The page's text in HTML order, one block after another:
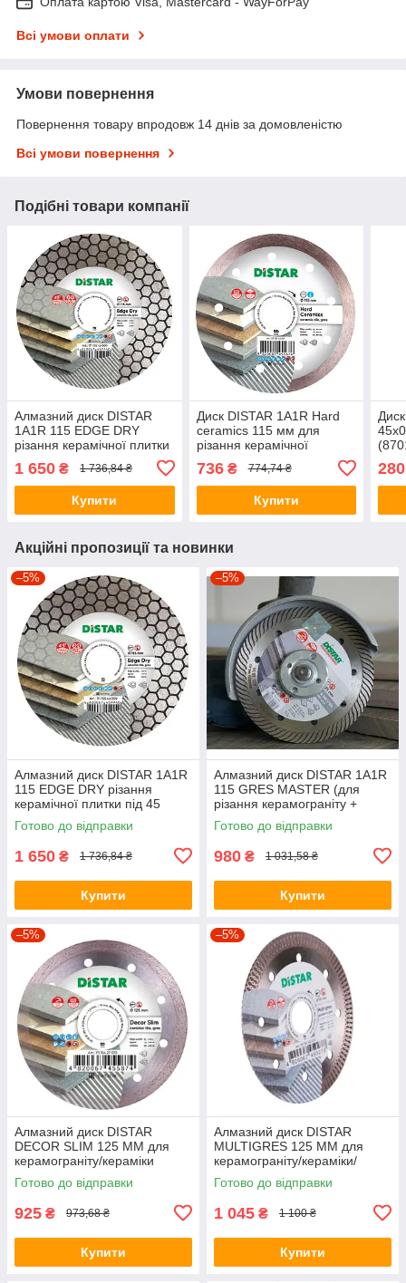
Всі умови оплати
Умови повернення
Повернення товару впродовж 14 днів за домовленістю
Всі умови повернення
Подібні товари компанії
Алмазний диск DISTAR
1A1R 115 EDGE DRY
різання керамічної плитки
1 650 ₴ 1 736,84 ₴
Купити
Диск DISTAR 1A1R Hard
ceramics 115 мм для
різання керамічної
736₴ 774,74 ₴
Купити
280
Акційні пропозиції та новинки
–5%
Алмазний диск DISTAR 1A1R
115 EDGE DRY різання
керамічної плитки під 45
градусів
Готово до відправки
1 650 ₴ 1 736,84 ₴
Купити
–5%
Алмазний диск DISTAR 1A1R
115 GRES MASTER (для
різання керамограніту +
кераміки +рамори + граніта)
Готово до відправки
980 ₴ 1 031,58 ₴
Купити
–5%
Алмазний диск DISTAR
DECOR SLIM 125 ММ для
керамограніту/кераміки
Готово до відправки
925 ₴ 973,68 ₴
Купити
–5%
Алмазний диск DISTAR
MULTIGRES 125 ММ для
керамограніту/кераміки/
мрамора/граніту
Готово до відправки
1 045 ₴ 1 100 ₴
Купити